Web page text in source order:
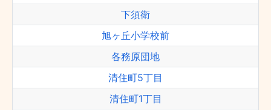
下須衛
旭ヶ丘小学校前
各務原団地
清住町5丁目
清住町1丁目